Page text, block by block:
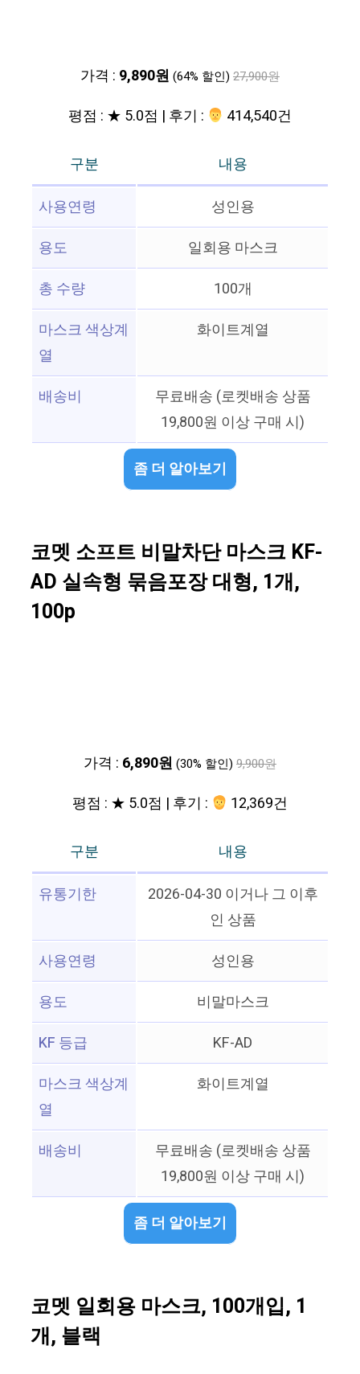
가격 : 9,890원 (64% 할인) 27,900원
평점 : ★ 5.0점 | 후기 : ‍‍ 414,540건
구분
내용
사용연령
성인용
용도
일회용 마스크
총 수량
100개
마스크 색상계
열
화이트계열
배송비
무료배송 (로켓배송 상품
19,800원 이상 구매 시)
좀 더 알아보기
코멧 소프트 비말차단 마스크 KF-
AD 실속형 묶음포장 대형, 1개,
100p
가격 : 6,890원 (30% 할인) 9,900원
평점 : ★ 5.0점 | 후기 : 12,369건
구분
내용
유통기한
2026-04-30 이거나 그 이후
인 상품
사용연령
성인용
용도
비말마스크
KF 등급
KF-AD
마스크 색상계
열
화이트계열
배송비
무료배송 (로켓배송 상품
19,800원 이상 구매 시)
좀 더 알아보기
코멧 일회용 마스크, 100개입, 1
개, 블랙